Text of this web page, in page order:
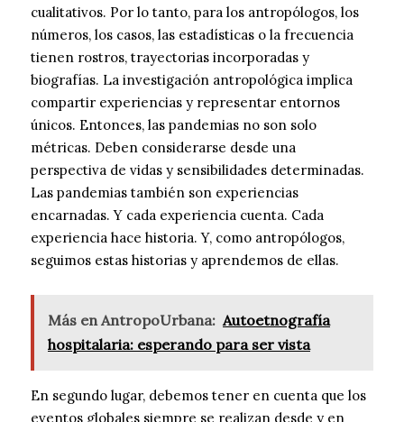
cualitativos. Por lo tanto, para los antropólogos, los
números, los casos, las estadísticas o la frecuencia
tienen rostros, trayectorias incorporadas y
biografías. La investigación antropológica implica
compartir experiencias y representar entornos
únicos. Entonces, las pandemias no son solo
métricas. Deben considerarse desde una
perspectiva de vidas y sensibilidades determinadas.
Las pandemias también son experiencias
encarnadas. Y cada experiencia cuenta. Cada
experiencia hace historia. Y, como antropólogos,
seguimos estas historias y aprendemos de ellas.
Más en AntropoUrbana: Autoetnografía
hospitalaria: esperando para ser vista
En segundo lugar, debemos tener en cuenta que los
eventos globales siempre se realizan desde y en